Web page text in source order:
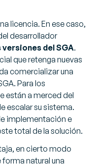
licencia. En ese caso,
desarrollador
versiones del SGA.
que retenga nuevas
comercializar una
Para los
están a merced del
escalar su sistema.
implementación e
total de la solución.
en cierto modo
natural una